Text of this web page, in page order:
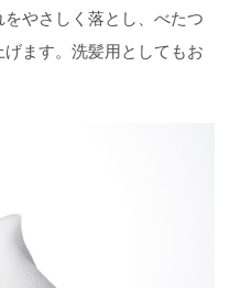
やさしく落とし、べたつ
ます。洗髪用としてもお